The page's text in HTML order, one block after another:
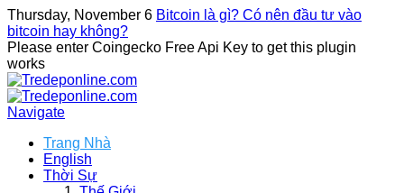
Thursday, November 6 Bitcoin là gì? Có nên đầu tư vào
bitcoin hay không?
Please enter Coingecko Free Api Key to get this plugin
works
Navigate
Trang Nhà
English
Thời Sự